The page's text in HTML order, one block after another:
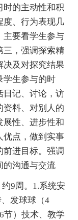
时的主动性和积
度、行为表现几
主要看学生参与
三，强调探索精
决及对探究结果
学生参与的时
日记、讨论，访
资料、对别人的
展性、进步性和
优点，做到实事
进目标。强调
的沟通与交流
9周。1.系统安
发球球（4
节）技术、教学